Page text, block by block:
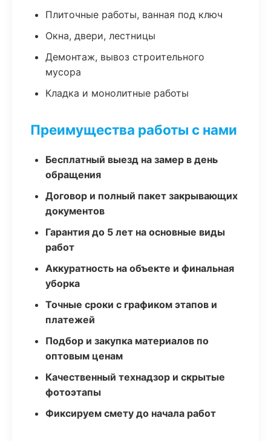
Плиточные работы, ванная под ключ
Окна, двери, лестницы
Демонтаж, вывоз строительного
мусора
Кладка и монолитные работы
Преимущества работы с нами
Бесплатный выезд на замер в день
обращения
Договор и полный пакет закрывающих
документов
Гарантия до 5 лет на основные виды
работ
Аккуратность на объекте и финальная
уборка
Точные сроки с графиком этапов и
платежей
Подбор и закупка материалов по
оптовым ценам
Качественный технадзор и скрытые
фотоэтапы
Фиксируем смету до начала работ